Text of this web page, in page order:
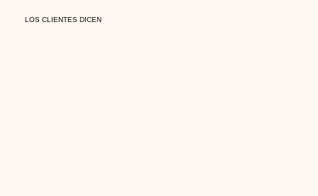
LOS CLIENTES DICEN